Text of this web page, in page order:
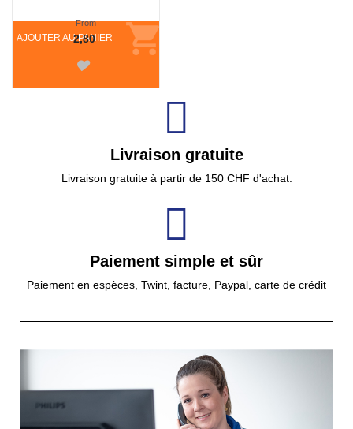
AJOUTER AU PANIER
From
2,80
Livraison gratuite
Livraison gratuite à partir de 150 CHF d'achat.
Paiement simple et sûr
Paiement en espèces, Twint, facture, Paypal, carte de crédit